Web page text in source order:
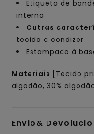
Etiqueta de
interna
Outras
tecido a condizer
Estampado à
Materiais
[Tecido
algodão, 30%
Envio&